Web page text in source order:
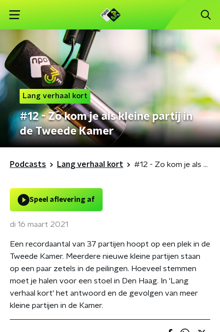
Lang verhaal kort
#12 - Zo kom je als kleine partij in
de Tweede Kamer
Podcasts Lang verhaal kort #12 - Zo kom je als kleine partij in de Tweede Kamer
Speel aflevering af
di 16 maart 2021
Een recordaantal van 37 partijen hoopt op een plek in de
Tweede Kamer. Meerdere nieuwe kleine partijen staan
op een paar zetels in de peilingen. Hoeveel stemmen
moet je halen voor een stoel in Den Haag. In 'Lang
verhaal kort' het antwoord en de gevolgen van meer
kleine partijen in de Kamer.